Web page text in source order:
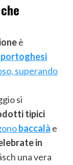
è
portoghesi
superando
si
tipici
baccalà e
in
una vera